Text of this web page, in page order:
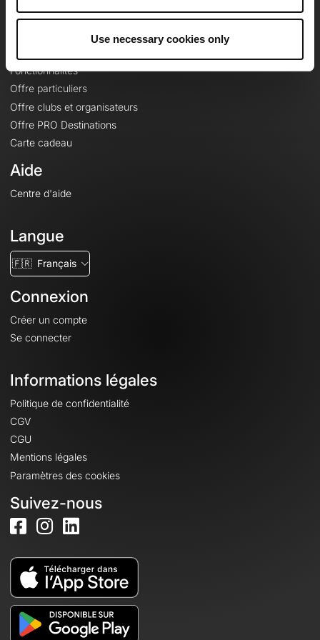
Use necessary cookies only
Fonctionnalités
Offre particuliers
Offre clubs et organisateurs
Offre PRO Destinations
Carte cadeau
Aide
Centre d'aide
Langue
🇫🇷 Français
Connexion
Créer un compte
Se connecter
Informations légales
Politique de confidentialité
CGV
CGU
Mentions légales
Paramètres des cookies
Suivez-nous